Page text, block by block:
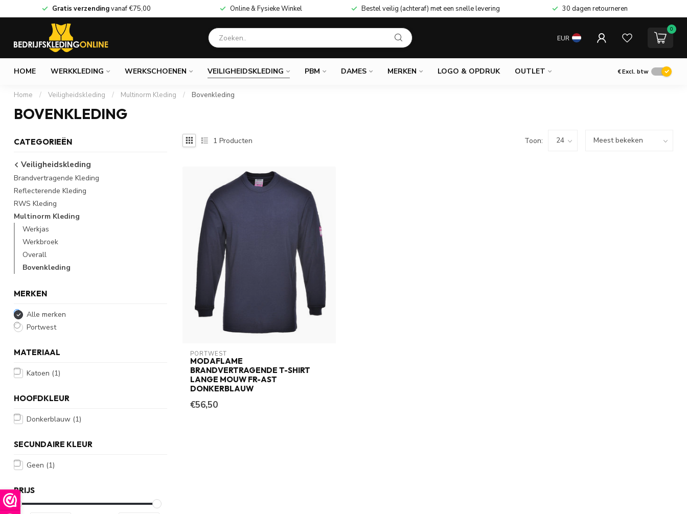
Gratis verzendingvanaf€75,00 Online & Fysieke Winkel Bestel veilig (achteraf) met een snelle levering 30 dagen retourneren
EUR
0
HOME WERKKLEDING WERKSCHOENEN VEILIGHEIDSKLEDING PBM DAMES MERKEN LOGO & OPDRUK OUTLET €Excl. btw
Home / Veiligheidskleding / Multinorm Kleding / Bovenkleding
BOVENKLEDING
CATEGORIEËN
Veiligheidskleding
Brandvertragende Kleding
Reflecterende Kleding
RWS Kleding
Multinorm Kleding
Werkjas
Werkbroek
Overall
Bovenkleding
MERKEN
Alle merken
Portwest
MATERIAAL
Katoen (1)
HOOFDKLEUR
Donkerblauw (1)
SECUNDAIRE KLEUR
Geen (1)
PRIJS
1 Producten Toon:
PORTWEST
MODAFLAME
BRANDVERTRAGENDE T-SHIRT
LANGE MOUW FR-AST
DONKERBLAUW
€56,50